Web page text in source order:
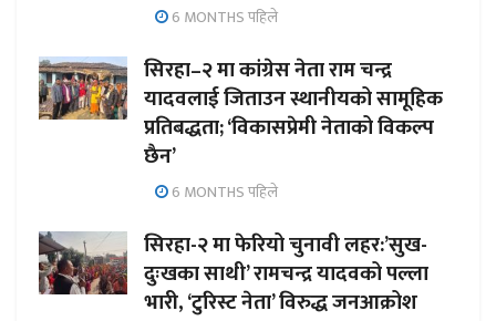
6 MONTHS पहिले
सिरहा–२ मा कांग्रेस नेता राम चन्द्र
यादवलाई जिताउन स्थानीयको सामूहिक
प्रतिबद्धता; ‘विकासप्रेमी नेताको विकल्प
छैन’
6 MONTHS पहिले
सिरहा-२ मा फेरियो चुनावी लहर:’सुख-
दुःखका साथी’ रामचन्द्र यादवको पल्ला
भारी, ‘टुरिस्ट नेता’ विरुद्ध जनआक्रोश